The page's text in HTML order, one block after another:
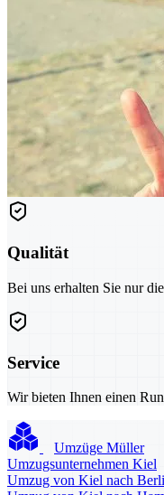
Qualität
Bei uns erhalten Sie nur
Service
Wir bieten Ihnen einen
Umzüge Müller
Umzugsunternehmen Kiel
Umzug von Kiel nach